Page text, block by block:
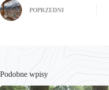
POPRZEDNI
Podobne wpisy